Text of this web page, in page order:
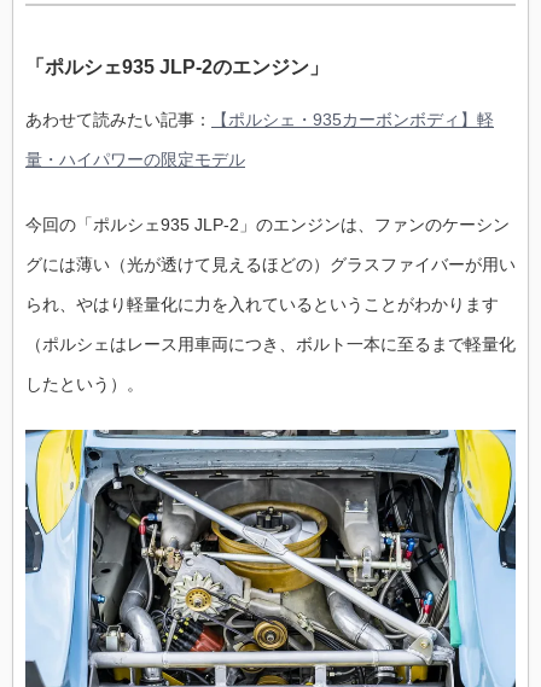
「ポルシェ935 JLP-2のエンジン」
あわせて読みたい記事： 【ポルシェ・935カーボンボディ】軽
量・ハイパワーの限定モデル
今回の「ポルシェ935 JLP-2」のエンジンは、ファンのケーシン
グには薄い（光が透けて見えるほどの）グラスファイバーが用い
られ、やはり軽量化に力を入れているということがわかります
（ポルシェはレース用車両につき、ボルト一本に至るまで軽量化
したという）。